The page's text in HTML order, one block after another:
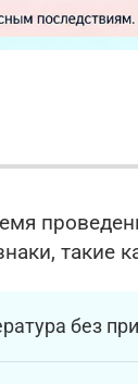
такие
без